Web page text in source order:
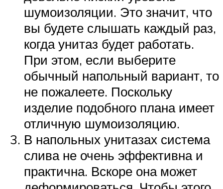
шумоизоляции. Это значит, что
вы будете слышать каждый раз,
когда унитаз будет работать.
При этом, если выберите
обычный напольный вариант, то
не пожалеете. Поскольку
изделие подобного плана имеет
отличную шумоизоляцию.
В напольных унитазах система
слива не очень эффективна и
практична. Вскоре она может